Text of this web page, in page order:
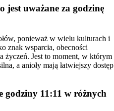
jest uważane za godzinę
ponieważ w wielu kulturach i
znak wsparcia, obecności
życzeń. Jest to moment, w którym
a anioły mają łatwiejszy dostęp
godziny 11:11 w różnych